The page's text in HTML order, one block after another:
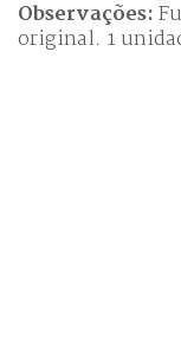
Observações:
original. 1